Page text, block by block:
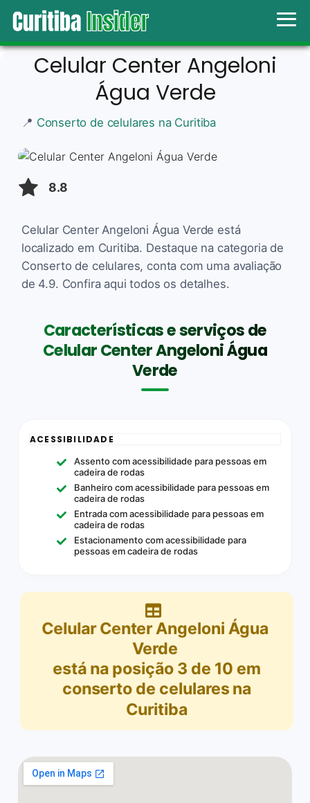
Celular Center Angeloni
Água Verde
📍 Conserto de celulares na Curitiba
8.8
Celular Center Angeloni Água Verde está
localizado em Curitiba. Destaque na categoria de
Conserto de celulares, conta com uma avaliação
de 4.9. Confira aqui todos os detalhes.
Características e serviços de
Celular Center Angeloni Água
Verde
ACESSIBILIDADE
Assento com acessibilidade para pessoas em
cadeira de rodas
Banheiro com acessibilidade para pessoas em
cadeira de rodas
Entrada com acessibilidade para pessoas em
cadeira de rodas
Estacionamento com acessibilidade para
pessoas em cadeira de rodas
Celular Center Angeloni Água
Verde
está na posição 3 de 10 em
conserto de celulares na
Curitiba